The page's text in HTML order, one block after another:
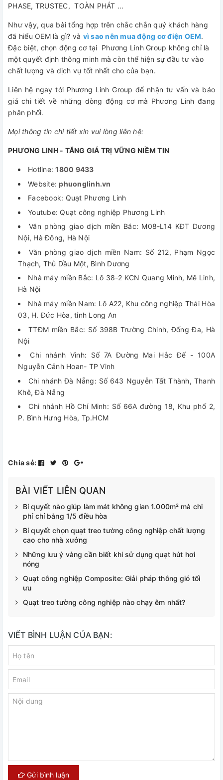
PHASE, TRUSTEC, TOÀN PHÁT ...
Như vậy, qua bài tổng hợp trên chắc chắn quý khách hàng
đã hiểu OEM là gì? và vì sao nên mua động cơ điện OEM.
Đặc biệt, chọn động cơ tại Phương Linh Group không chỉ là
một quyết định thông minh mà còn thể hiện sự đầu tư vào
chất lượng và dịch vụ tốt nhất cho của bạn.
Liên hệ ngay tới Phương Linh Group để nhận tư vấn và báo
giá chi tiết về những dòng động cơ mà Phương Linh đang
phân phối.
Mọi thông tin chi tiết xin vui lòng liên hệ:
PHƯƠNG LINH - TĂNG GIÁ TRỊ VỮNG NIỀM TIN
Hotline:1800 9433
Website:phuonglinh.vn
Facebook: Quạt Phương Linh
Youtube: Quạt công nghiệp Phương Linh
Văn phòng giao dịch miền Bắc: M08-L14 KĐT Dương
Nội, Hà Đông, Hà Nội
Văn phòng giao dịch miền Nam: Số 212, Phạm Ngọc
Thạch, Thủ Dầu Một, Bình Dương
Nhà máy miền Bắc: Lô 38-2 KCN Quang Minh, Mê Linh,
Hà Nội
Nhà máy miền Nam: Lô A22, Khu công nghiệp Thái Hòa
03, H. Đức Hòa, tỉnh Long An
TTĐM miền Bắc: Số 398B Trường Chinh, Đống Đa, Hà
Nội
Chi nhánh Vinh: Số 7A Đường Mai Hắc Đế - 100A
Nguyễn Cảnh Hoan- TP Vinh
Chi nhánh Đà Nẵng: Số 643 Nguyễn Tất Thành, Thanh
Khê, Đà Nẵng
Chi nhánh Hồ Chí Minh: Số 66A đường 18, Khu phố 2,
P. Bình Hưng Hòa, Tp.HCM
Chia sẻ:
BÀI VIẾT LIÊN QUAN
Bí quyết nào giúp làm mát không gian 1.000m² mà chi
phí chỉ bằng 1/5 điều hòa
Bí quyết chọn quạt treo tường công nghiệp chất lượng
cao cho nhà xưởng
Những lưu ý vàng cần biết khi sử dụng quạt hút hơi
nóng
Quạt công nghiệp Composite: Giải pháp thông gió tối
ưu
Quạt treo tường công nghiệp nào chạy êm nhất?
VIẾT BÌNH LUẬN CỦA BẠN:
Gửi bình luận